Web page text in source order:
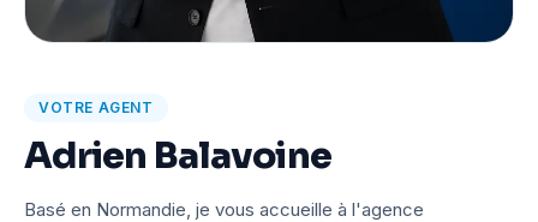
VOTRE AGENT
Adrien Balavoine
Basé en Normandie, je vous accueille à l'agence